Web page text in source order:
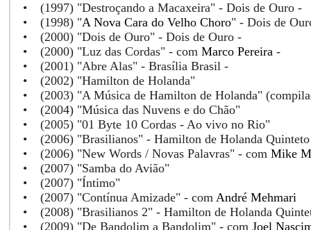
•
(1997) "Destroçando a Macaxeira" - Dois de Ouro -
•
(1998) "A Nova Cara do Velho Choro" - Dois de
•
(2000) "Dois de Ouro" - Dois de Ouro -
•
(2000) "Luz das Cordas" - com Marco Pereira -
•
(2001) "Abre Alas" - Brasília Brasil -
•
(2002) "Hamilton de Holanda"
•
(2003) "A Música de Hamilton de Holanda"
•
(2004) "Música das Nuvens e do Chão"
•
(2005) "01 Byte 10 Cordas - Ao vivo no Rio"
•
(2006) "Brasilianos" - Hamilton de Holanda Quinteto
•
(2006) "New Words / Novas Palavras" - com Mike
•
(2007) "Samba do Avião"
•
(2007) "Íntimo"
•
(2007) "Contínua Amizade" - com André Mehmari
•
(2008) "Brasilianos 2" - Hamilton de Holanda
•
(2009) "De Bandolim a Bandolim" - com Joel